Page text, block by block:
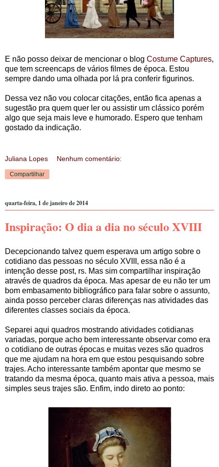
E não posso deixar de mencionar o blog Costume Captures,
que tem screencaps de vários filmes de época. Estou
sempre dando uma olhada por lá pra conferir figurinos.
Dessa vez não vou colocar citações, então fica apenas a
sugestão pra quem quer ler ou assistir um clássico porém
algo que seja mais leve e humorado. Espero que tenham
gostado da indicação.
Juliana Lopes Nenhum comentário:
Compartilhar
quarta-feira, 1 de janeiro de 2014
Inspiração: O dia a dia no século XVIII
Decepcionando talvez quem esperava um artigo sobre o
cotidiano das pessoas no século XVIII, essa não é a
intenção desse post, rs. Mas sim compartilhar inspiração
através de quadros da época. Mas apesar de eu não ter um
bom embasamento bibliográfico para falar sobre o assunto,
ainda posso perceber claras diferenças nas atividades das
diferentes classes sociais da época.
Separei aqui quadros mostrando atividades cotidianas
variadas, porque acho bem interessante observar como era
o cotidiano de outras épocas e muitas vezes são quadros
que me ajudam na hora em que estou pesquisando sobre
trajes. Acho interessante também apontar que mesmo se
tratando da mesma época, quanto mais ativa a pessoa, mais
simples seus trajes são. Enfim, indo direto ao ponto: